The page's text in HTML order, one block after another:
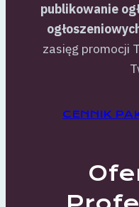
publikowanie
zasięg promocji
CENNIK